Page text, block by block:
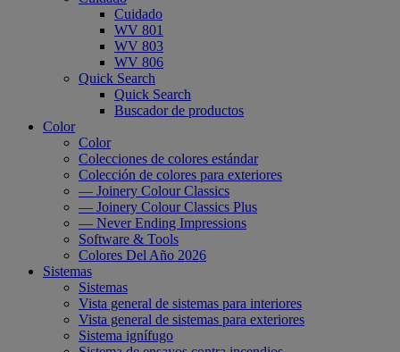
Cuidado
WV 801
WV 803
WV 806
Quick Search
Quick Search
Buscador de productos
Color
Color
Colecciones de colores estándar
Colección de colores para exteriores
— Joinery Colour Classics
— Joinery Colour Classics Plus
— Never Ending Impressions
Software & Tools
Colores Del Año 2026
Sistemas
Sistemas
Vista general de sistemas para interiores
Vista general de sistemas para exteriores
Sistema ignífugo